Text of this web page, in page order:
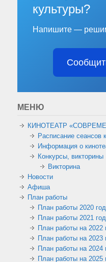
культуры?
Напишите —
МЕНЮ
КИНОТЕАТР
Расписание сеансов
Информация о
Конкурсы, викторины
Викторина
Новости
Афиша
План работы
План работы 2020 год
План работы 2021 год
План работы на 2022
План работы на 2023
План работы на 2024
План работы на 2025